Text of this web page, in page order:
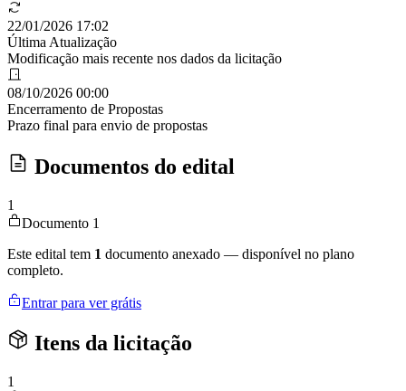
22/01/2026 17:02
Última Atualização
Modificação mais recente nos dados da licitação
08/10/2026 00:00
Encerramento de Propostas
Prazo final para envio de propostas
Documentos do edital
1
Documento 1
Este edital tem 1 documento anexado — disponível no plano
completo.
Entrar para ver grátis
Itens da licitação
1